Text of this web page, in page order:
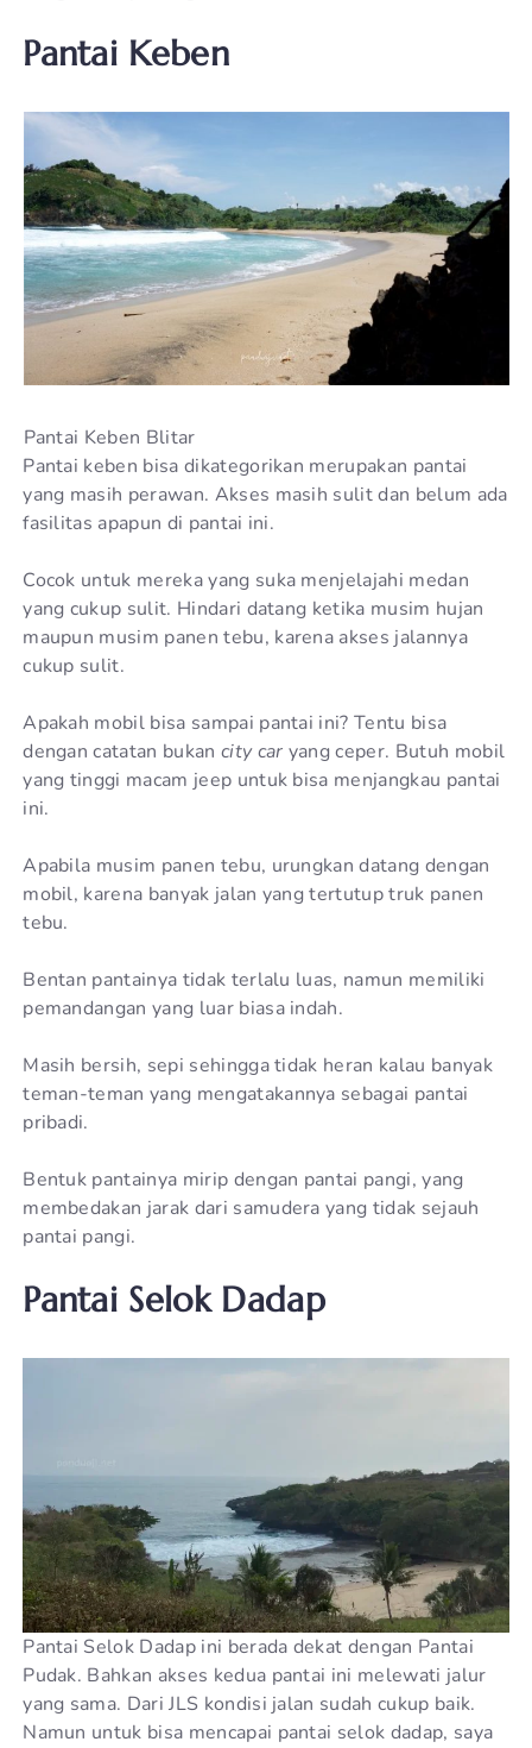
Pantai Keben
Pantai Keben Blitar
Pantai keben bisa dikategorikan merupakan pantai
yang masih perawan. Akses masih sulit dan belum ada
fasilitas apapun di pantai ini.
Cocok untuk mereka yang suka menjelajahi medan
yang cukup sulit. Hindari datang ketika musim hujan
maupun musim panen tebu, karena akses jalannya
cukup sulit.
Apakah mobil bisa sampai pantai ini? Tentu bisa
dengan catatan bukan city car yang ceper. Butuh mobil
yang tinggi macam jeep untuk bisa menjangkau pantai
ini.
Apabila musim panen tebu, urungkan datang dengan
mobil, karena banyak jalan yang tertutup truk panen
tebu.
Bentan pantainya tidak terlalu luas, namun memiliki
pemandangan yang luar biasa indah.
Masih bersih, sepi sehingga tidak heran kalau banyak
teman-teman yang mengatakannya sebagai pantai
pribadi.
Bentuk pantainya mirip dengan pantai pangi, yang
membedakan jarak dari samudera yang tidak sejauh
pantai pangi.
Pantai Selok Dadap
Pantai Selok Dadap ini berada dekat dengan Pantai
Pudak. Bahkan akses kedua pantai ini melewati jalur
yang sama. Dari JLS kondisi jalan sudah cukup baik.
Namun untuk bisa mencapai pantai selok dadap, saya